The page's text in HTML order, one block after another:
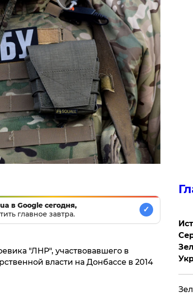
в Google сегодня,
главное завтра.
✓
"ЛНР", участвовавшего в
власти на Донбассе в 2014